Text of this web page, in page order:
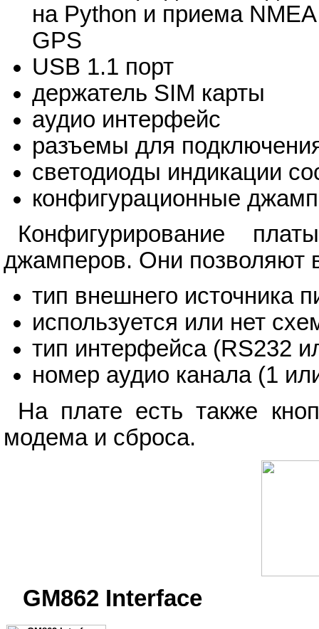
на Python и приема
GPS
USB 1.1 порт
держатель SIM карты
аудио интерфейс
разъемы для
светодиоды индикации
конфигурационные
Конфигурирование
джамперов. Они позволяют
тип внешнего источника
используется или нет
тип интерфейса (RS232
номер аудио канала (1
На плате есть также
модема и сброса.
GM862 Interface